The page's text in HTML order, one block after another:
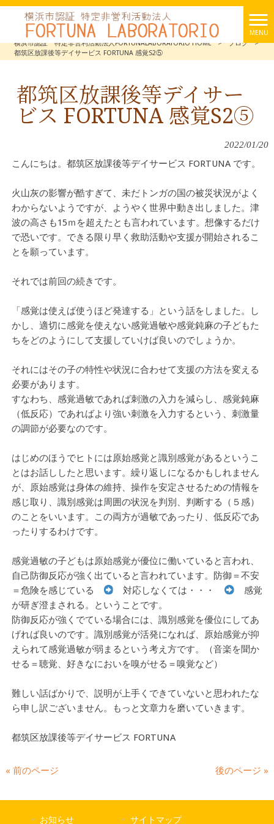
MENU
横浜市認証 特定非営利活動法人FORTUNALABORATORIO HOME
> ブログ
>
都筑区放課後等デイサービス FORTUNA 感覚S2⑤
都筑区放課後等デイサー
ビス FORTUNA 感覚S2⑤
2022/01/20
こんにちは。都筑区放課後等デイサービス FORTUNA です。
火山灰の影響が酷すぎて、未だトンガの国の被災状況がよく
わからないようですが、ようやく世界中動き出しました。津
波の高さも15ｍを超えたとも言われています。想像するだけ
で恐いです。できる限り早く救助活動や支援が開始されるこ
とを願っています。
それでは前回の続きです。
「感覚は使えば使うほど発達する」という話をしました。し
かし、適切に感覚を使えない感覚過敏や感覚鈍麻の子どもた
ちをどのようにして支援していけば良いのでしょうか。
それにはその子の特性や状況に合わせて支援の方法を変える
必要があります。
すなわち、感覚過敏であれば刺激の入力を減らし、感覚鈍麻
（低反応）であればより強い刺激を入力するという、刺激量
の調節が必要なのです。
はじめのほうでヒトには原始感覚と識別感覚があるというこ
とはお話ししたと思います。繰り返しになるかもしれません
が、原始感覚は身体の維持、操作を安定させるための情報を
感じ取り、識別感覚は周囲の状況を判別、判断する（５感）
のことをいいます。この両方が過敏であったり、低反応であ
ったりするわけです。
感覚過敏の子どもは原始感覚が優位に働いていると言われ、
自己防御反応が強く出ていると言われています。防御＝不安
＝危険を感じている
対応しなくては・・・
感覚
が研ぎ澄まされる。ということです。
防御反応が強くでている場合には、識別感覚を優位にしてあ
げれば良いのです。識別感覚が活発になれば、原始感覚が抑
えられて感覚過敏が弱まるという考え方です。（音楽を聞か
せる＝聴覚、好きなにおいを嗅がせる＝嗅覚など）
難しい話ばかりで、説明が上手くできていないと思われたな
ら申し訳ございません。もっと文章力を磨いていきます。
都筑区放課後等デイサービス FORTUNA
« 前のページ 後のページ »
お知らせ サイトマップ